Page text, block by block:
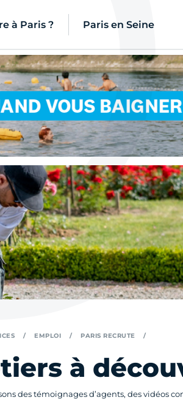
à Paris ? Paris en Seine
EMPLOI PARIS RECRUTE
à
des témoignages d’agents, des vidéos